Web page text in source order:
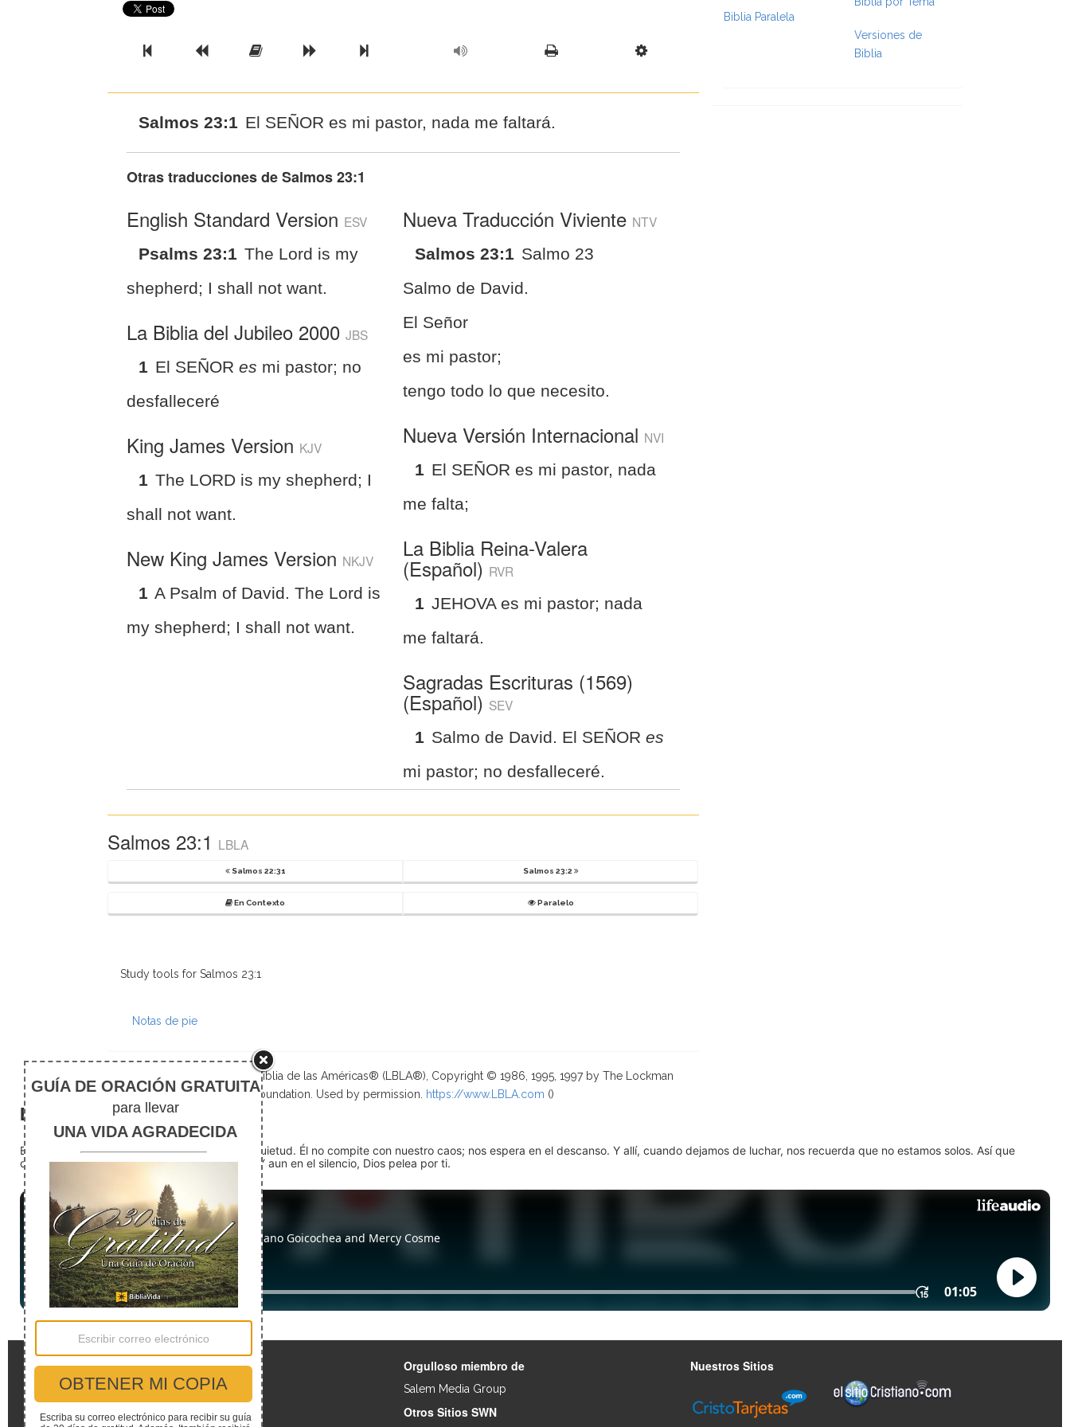
Previous BookPrevious Chapter
Read the Full Chapter
Next Chapter
Next Book Scripture Formatting
Salmos 23:1 El SEÑOR es mi pastor, nada me faltará.
Otras traducciones deSalmos 23:1
English Standard Version ESV
Psalms 23:1 The Lord is my
shepherd; I shall not want.
La Biblia del Jubileo 2000JBS
1 El SEÑORes mi pastor; no
desfalleceré
King James Version KJV
1 The LORD is my shepherd; I
shall not want.
New King James Version NKJV
1 A Psalm of David. The Lord is
my shepherd; I shall not want.
Nueva Traducción Viviente NTV
Salmos 23:1 Salmo 23
Salmo de David.
El Señor
es mi pastor;
tengo todo lo que necesito.
Nueva Versión Internacional NVI
1 El SEÑOR es mi pastor, nada
me falta;
La Biblia Reina-Valera
(Español) RVR
1 JEHOVA es mi pastor; nada
me faltará.
Sagradas Escrituras (1569)
(Español) SEV
1 Salmo de David. El SEÑORes
mi pastor; no desfalleceré.
Salmos 23:1 LBLA
Salmos 22:31 Salmos 23:2
En Contexto Paralelo
Study tools for Salmos 23:1
Notas de pie
Scripture taken from La Biblia de las Américas® (LBLA®), Copyright © 1986, 1995, 1997 by The Lockman
Foundation. Used by permission.
https://www.LBLA.com ()
Biblia Paralela
Versiones de
Biblia
El silencio
En medio del ruido, Dios nos encuentra en la quietud. Él no compite con nuestro caos; nos espera en el descanso. Y allí, cuando dejamos de luchar, nos recuerda que no estamos solos. Así que
detente (quédate quieto) Dios está presente. Y aun en el silencio, Dios pelea por ti.
Enlaces Rápidos Orgulloso miembro de
Salem Media Group
Otros Sitios SWN
Nuestros Sitios